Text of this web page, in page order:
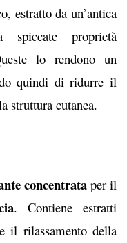
estratto da un’antica
spiccate proprietà
lo rendono un
quindi di ridurre il
struttura cutanea.
concentrata per il
. Contiene estratti
il rilassamento della